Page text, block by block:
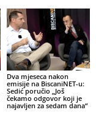
Dva mjeseca nakon
emisije na BiscaniNET-u:
Sedić poručio „Još
čekamo odgovor koji je
najavljen za sedam dana“